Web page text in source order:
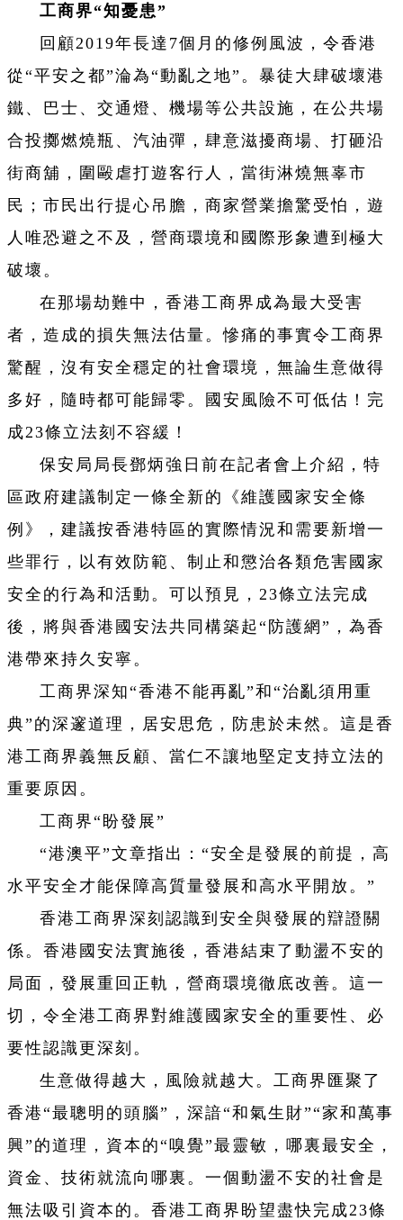
工商界“知憂患”
回顧2019年長達7個月的修例風波，令香港
從“平安之都”淪為“動亂之地”。暴徒大肆破壞港
鐵、巴士、交通燈、機場等公共設施，在公共場
合投擲燃燒瓶、汽油彈，肆意滋擾商場、打砸沿
街商舖，圍毆虐打遊客行人，當街淋燒無辜市
民；市民出行提心吊膽，商家營業擔驚受怕，遊
人唯恐避之不及，營商環境和國際形象遭到極大
破壞。
在那場劫難中，香港工商界成為最大受害
者，造成的損失無法估量。慘痛的事實令工商界
驚醒，沒有安全穩定的社會環境，無論生意做得
多好，隨時都可能歸零。國安風險不可低估！完
成23條立法刻不容緩！
保安局局長鄧炳強日前在記者會上介紹，特
區政府建議制定一條全新的《維護國家安全條
例》，建議按香港特區的實際情況和需要新增一
些罪行，以有效防範、制止和懲治各類危害國家
安全的行為和活動。可以預見，23條立法完成
後，將與香港國安法共同構築起“防護網”，為香
港帶來持久安寧。
工商界深知“香港不能再亂”和“治亂須用重
典”的深邃道理，居安思危，防患於未然。這是香
港工商界義無反顧、當仁不讓地堅定支持立法的
重要原因。
工商界“盼發展”
“港澳平”文章指出：“安全是發展的前提，高
水平安全才能保障高質量發展和高水平開放。”
香港工商界深刻認識到安全與發展的辯證關
係。香港國安法實施後，香港結束了動盪不安的
局面，發展重回正軌，營商環境徹底改善。這一
切，令全港工商界對維護國家安全的重要性、必
要性認識更深刻。
生意做得越大，風險就越大。工商界匯聚了
香港“最聰明的頭腦”，深諳“和氣生財”“家和萬事
興”的道理，資本的“嗅覺”最靈敏，哪裏最安全，
資金、技術就流向哪裏。一個動盪不安的社會是
無法吸引資本的。香港工商界盼望盡快完成23條